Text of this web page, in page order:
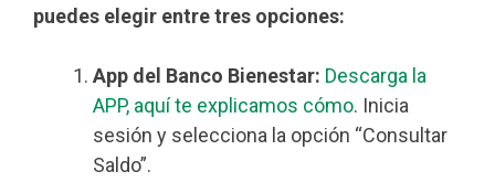
puedes elegir entre tres opciones:
App del Banco Bienestar: Descarga la
APP, aquí te explicamos cómo. Inicia
sesión y selecciona la opción “Consultar
Saldo”.